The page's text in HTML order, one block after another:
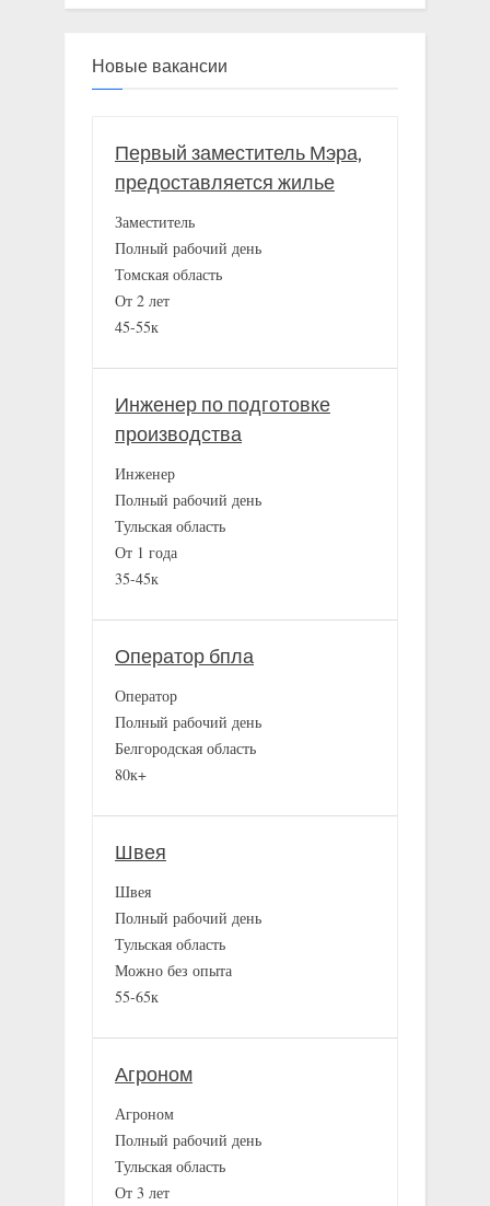
Новые вакансии
Первый заместитель Мэра,
предоставляется жилье
Заместитель
Полный рабочий день
Томская область
От 2 лет
45-55к
Инженер по подготовке
производства
Инженер
Полный рабочий день
Тульская область
От 1 года
35-45к
Оператор бпла
Оператор
Полный рабочий день
Белгородская область
80к+
Швея
Швея
Полный рабочий день
Тульская область
Можно без опыта
55-65к
Агроном
Агроном
Полный рабочий день
Тульская область
От 3 лет